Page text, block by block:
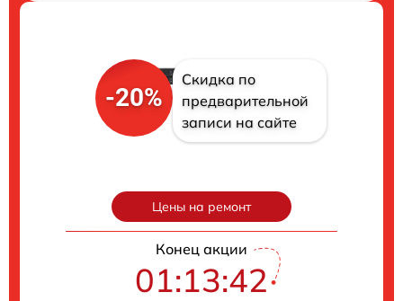
-20%
Скидка по
предварительной
записи на сайте
Цены на ремонт
Конец акции
01:13:41